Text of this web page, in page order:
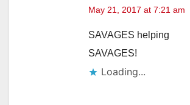
May 21, 2017 at 7:21 am
SAVAGES helping
SAVAGES!
Loading...